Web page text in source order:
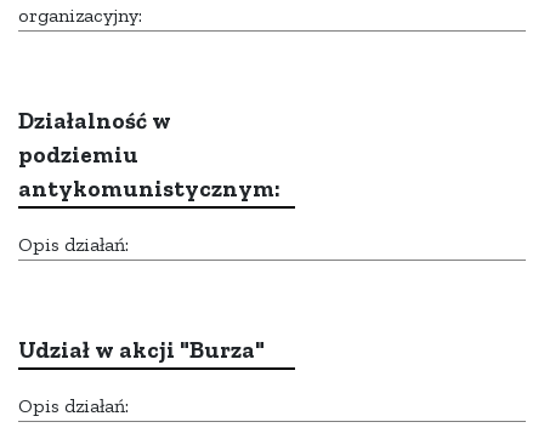
organizacyjny:
Działalność w
podziemiu
antykomunistycznym:
Opis działań:
Udział w akcji "Burza"
Opis działań: